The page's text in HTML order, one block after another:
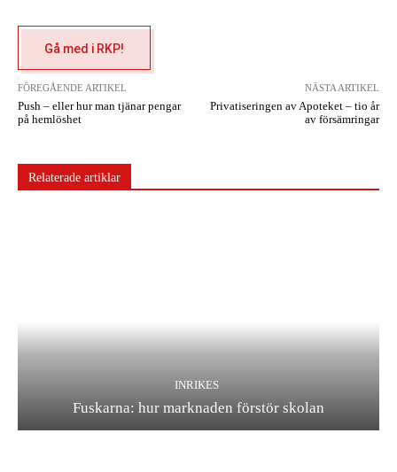
Gå med i RKP!
FÖREGÅENDE ARTIKEL
Push – eller hur man tjänar pengar
på hemlöshet
NÄSTA ARTIKEL
Privatiseringen av Apoteket – tio år
av försämringar
Relaterade artiklar
INRIKES
Fuskarna: hur marknaden förstör skolan